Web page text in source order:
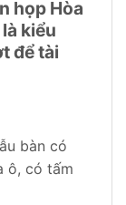
họp Hòa
kiểu
để tài
bàn có
ô, có tấm